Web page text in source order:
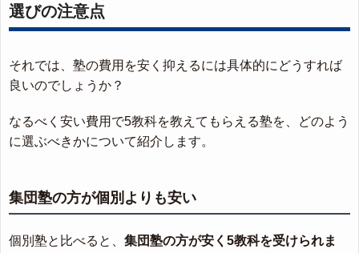
選びの注意点
それでは、塾の費用を安く抑えるには具体的にどうすれば
良いのでしょうか？
なるべく安い費用で5教科を教えてもらえる塾を、どのよう
に選ぶべきかについて紹介します。
集団塾の方が個別よりも安い
個別塾と比べると、 集団塾の方が安く5教科を受けられま